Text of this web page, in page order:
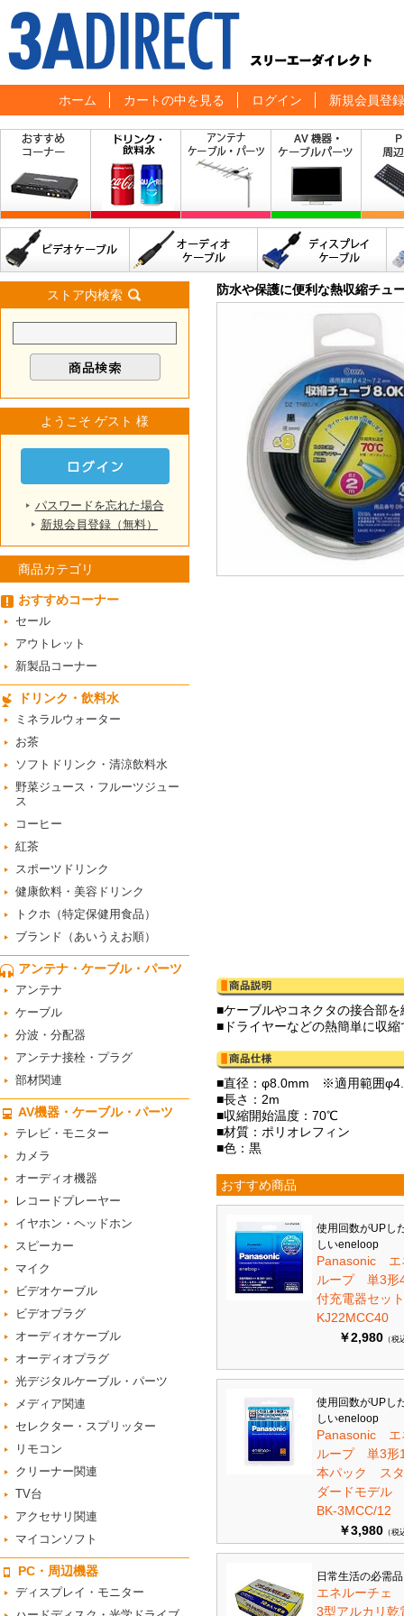
ホーム カートの中を見る ログイン 新規会員登録
ストア内検索
ようこそ ゲスト 様
パスワードを忘れた場合
新規会員登録（無料）
商品カテゴリ
おすすめコーナー
セール
アウトレット
新製品コーナー
ドリンク・飲料水
ミネラルウォーター
お茶
ソフトドリンク・清涼飲料水
野菜ジュース・フルーツジュー
ス
コーヒー
紅茶
スポーツドリンク
健康飲料・美容ドリンク
トクホ（特定保健用食品）
ブランド（あいうえお順）
アンテナ・ケーブル・パーツ
アンテナ
ケーブル
分波・分配器
アンテナ接栓・プラグ
部材関連
AV機器・ケーブル・パーツ
テレビ・モニター
カメラ
オーディオ機器
レコードプレーヤー
イヤホン・ヘッドホン
スピーカー
マイク
ビデオケーブル
ビデオプラグ
オーディオケーブル
オーディオプラグ
光デジタルケーブル・パーツ
メディア関連
セレクター・スプリッター
リモコン
クリーナー関連
TV台
アクセサリ関連
マイコンソフト
PC・周辺機器
ディスプレイ・モニター
防水や保護に便利な熱収縮チュ
■ケーブルやコネクタの接合部
■ドライヤーなどの熱簡単に収縮
■直径：φ8.0mm ※適用範囲
■長さ：2m
■収縮開始温度：70℃
■材質：ポリオレフィン
■色：黒
おすすめ商品
使用回数がUPし
しいeneloop
Panasonic エ
ループ 単3形
付充電器セッ
KJ22MCC40
￥2,980 （税
使用回数がUPし
しいeneloop
Panasonic エ
ループ 単3形
本パック ス
ダードモデル
BK-3MCC/12
￥3,980 （税
日常生活の必需
エネルーチェ
3型アルカリ乾